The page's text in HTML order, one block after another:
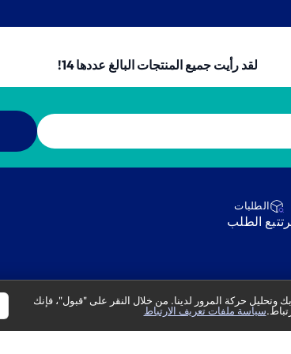
ارتفاع قابل
قفل مقبض، فضي/أسود -
EKG9241Z9X
لقد رأيت جميع المنتجات البالغ عددها 14!
‫الطلبات‬
‫تتبع الطلب‬
حركة المرور لدينا. من خلال النقر على "قبول"، فإنك
سياسة ملفات تعريف الارتباط